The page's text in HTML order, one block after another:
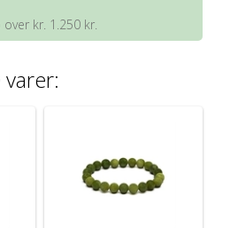
over kr. 1.250 kr.